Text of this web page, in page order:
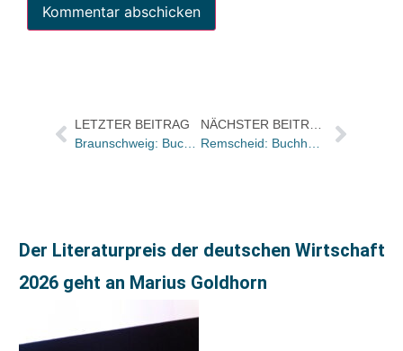
LETZTER BEITRAG
Braunschweig: Buchhandlung Graff organisiert wieder „Braunschweiger Krimifestival“
Der Literaturpreis der deutschen Wirtschaft
2026 geht an Marius Goldhorn